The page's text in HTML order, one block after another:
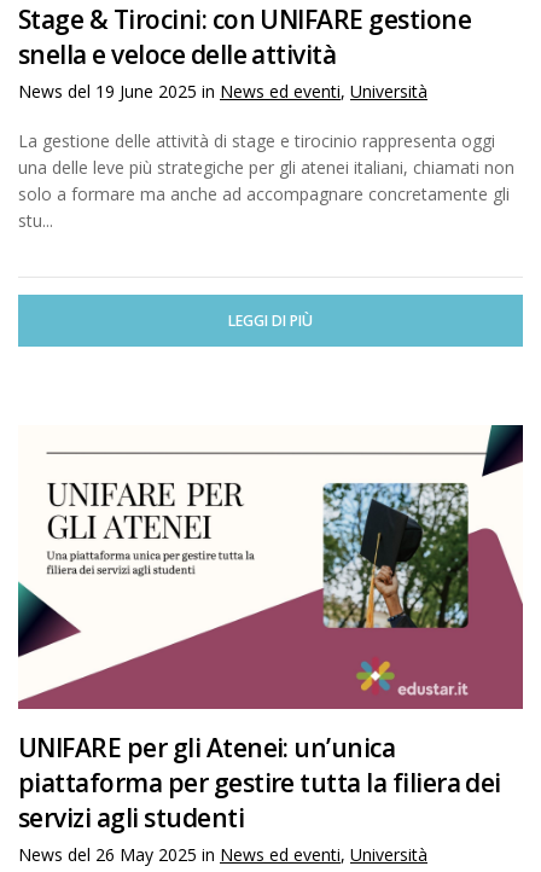
Stage & Tirocini: con UNIFARE gestione
snella e veloce delle attività
News del 19 June 2025 in News ed eventi, Università
La gestione delle attività di stage e tirocinio rappresenta oggi
una delle leve più strategiche per gli atenei italiani, chiamati non
solo a formare ma anche ad accompagnare concretamente gli
stu...
LEGGI DI PIÙ
UNIFARE per gli Atenei: un’unica
piattaforma per gestire tutta la filiera dei
servizi agli studenti
News del 26 May 2025 in News ed eventi, Università